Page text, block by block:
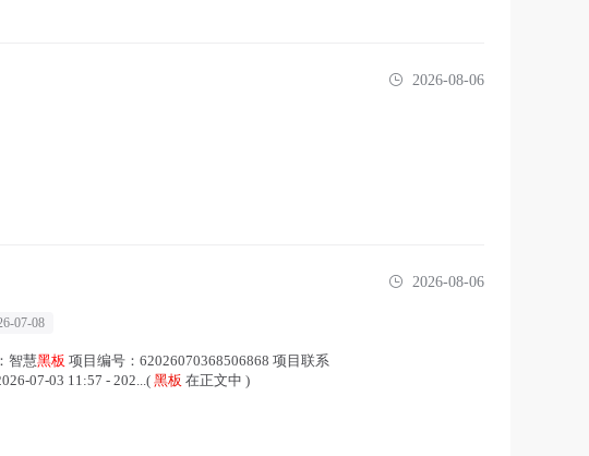
2026-08-06
07-08
智慧黑板 项目编号：62026070368506868 项目联系
07-03 11:57 - 202...( 黑板 在正文中 )
2026-08-06